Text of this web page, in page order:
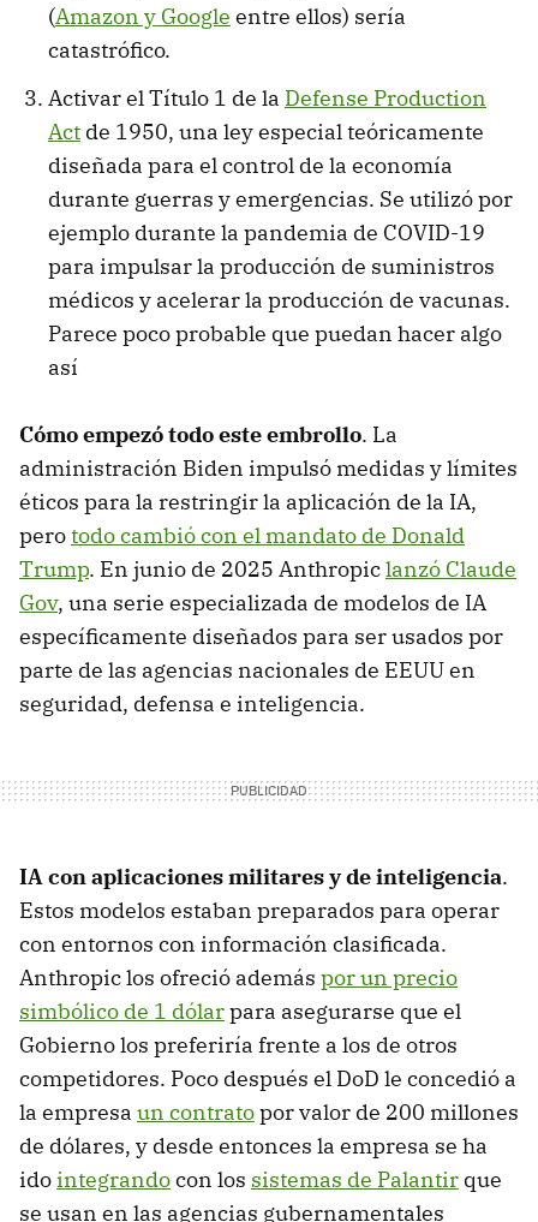
(Amazon y Google entre ellos) sería
catastrófico.
Activar el Título 1 de la Defense Production
Act de 1950, una ley especial teóricamente
diseñada para el control de la economía
durante guerras y emergencias. Se utilizó por
ejemplo durante la pandemia de COVID-19
para impulsar la producción de suministros
médicos y acelerar la producción de vacunas.
Parece poco probable que puedan hacer algo
así
Cómo empezó todo este embrollo. La
administración Biden impulsó medidas y límites
éticos para la restringir la aplicación de la IA,
perotodo cambió con el mandato de Donald
Trump. En junio de 2025 Anthropiclanzó Claude
Gov, una serie especializada de modelos de IA
específicamente diseñados para ser usados por
parte de las agencias nacionales de EEUU en
seguridad, defensa e inteligencia.
IA con aplicaciones militares y de inteligencia.
Estos modelos estaban preparados para operar
con entornos con información clasificada.
Anthropic los ofreció además por un precio
simbólico de 1 dólarpara asegurarse que el
Gobierno los preferiría frente a los de otros
competidores. Poco después el DoD le concedió a
la empresa un contratopor valor de 200 millones
de dólares, y desde entonces la empresa se ha
idointegrandocon los sistemas de Palantir que
se usan en las agencias gubernamentales